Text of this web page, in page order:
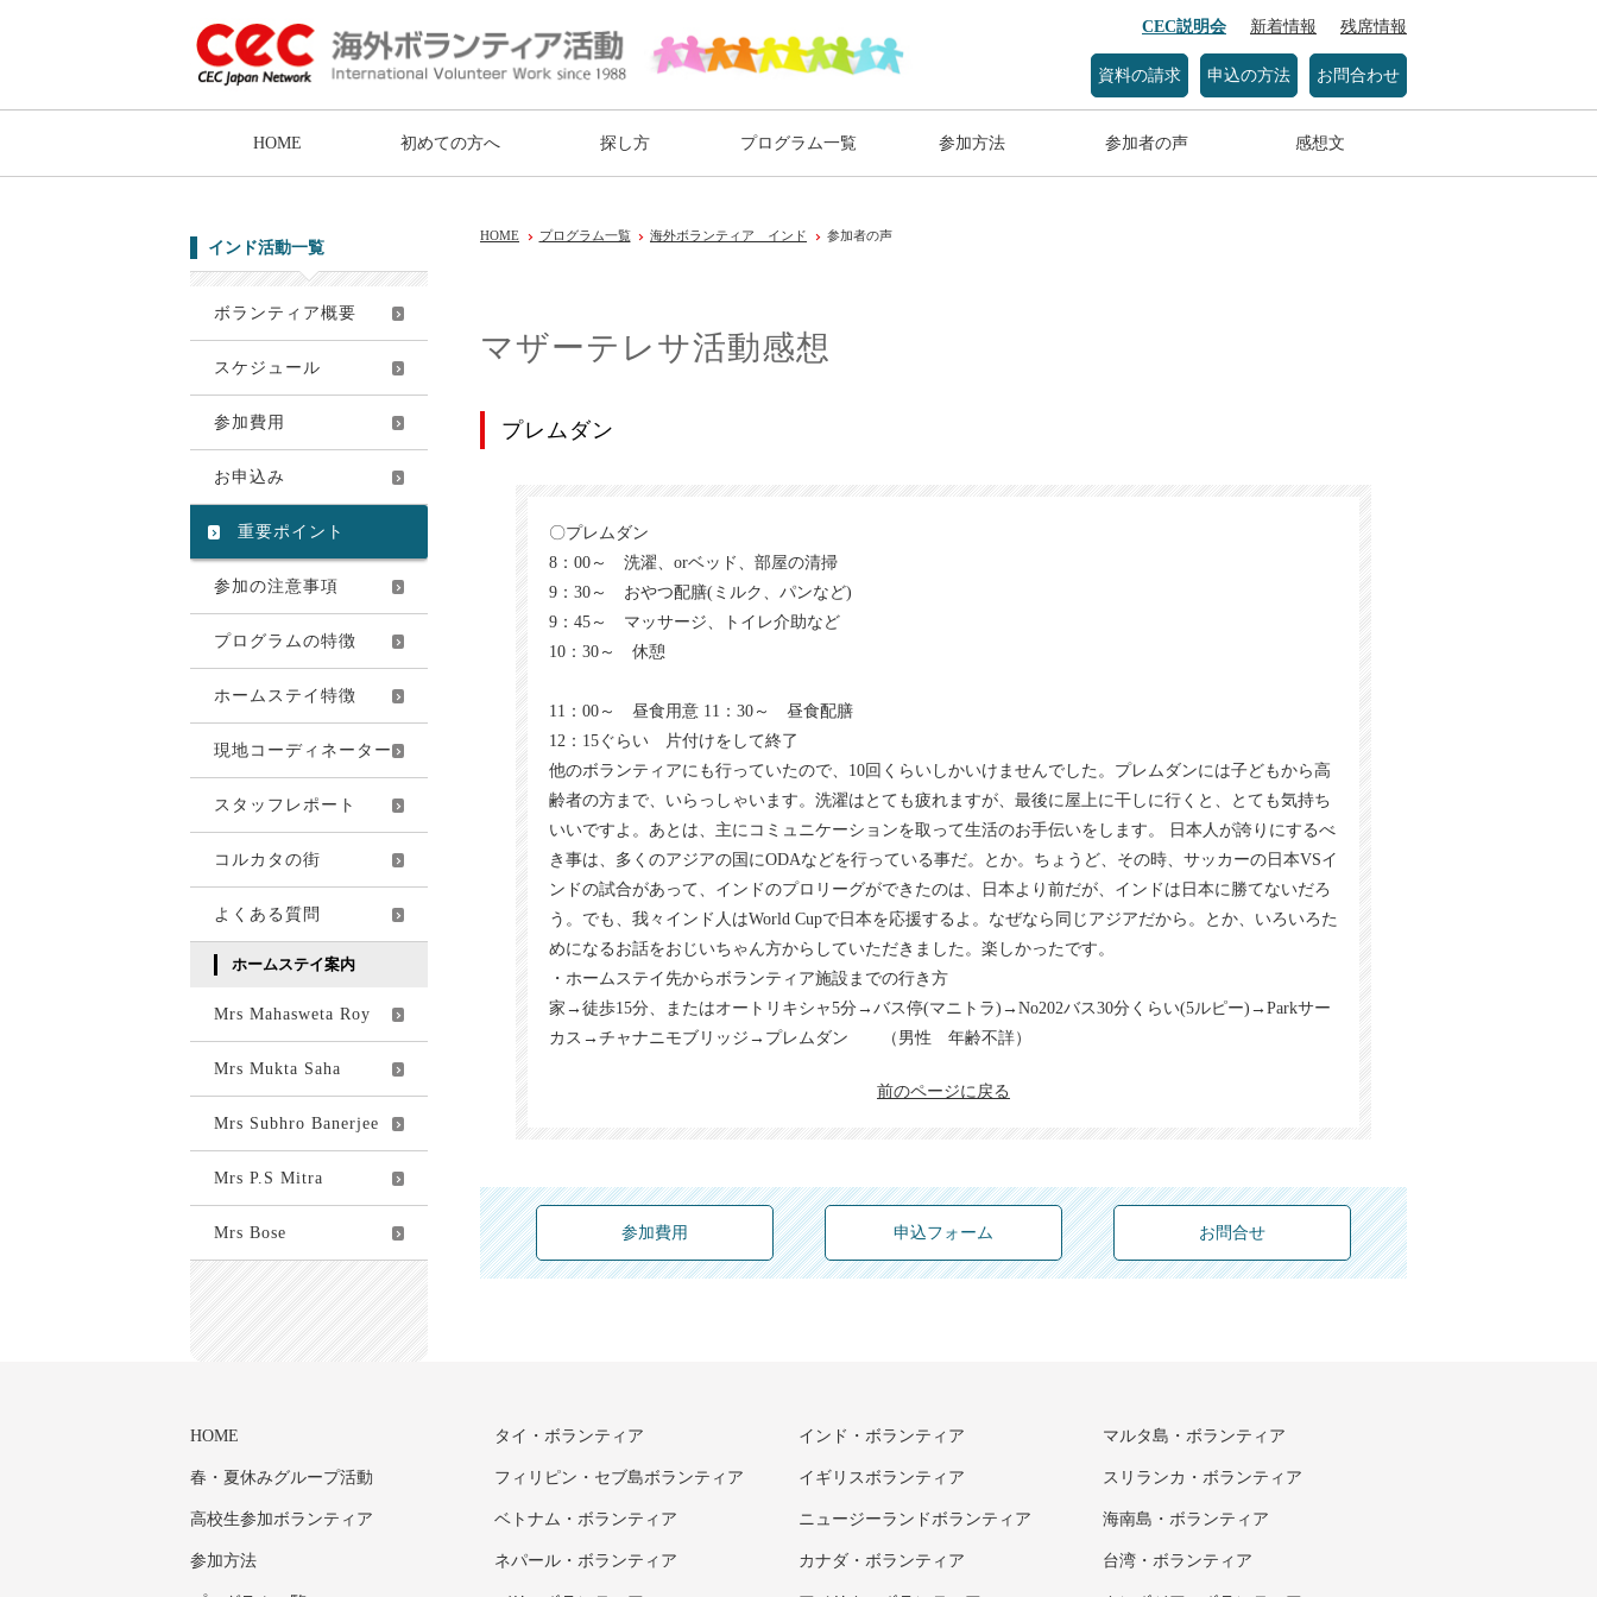
CEC説明会 新着情報 残席情報
資料の請求 申込の方法 お問合わせ
HOME 初めての方へ 探し方 プログラム一覧 参加方法 参加者の声 感想文
インド活動一覧
ボランティア概要
スケジュール
参加費用
お申込み
重要ポイント
参加の注意事項
プログラムの特徴
ホームステイ特徴
現地コーディネーター
スタッフレポート
コルカタの街
よくある質問
ホームステイ案内
Mrs Mahasweta Roy
Mrs Mukta Saha
Mrs Subhro Banerjee
Mrs P.S Mitra
Mrs Bose
HOME プログラム一覧 海外ボランティア インド 参加者の声
マザーテレサ活動感想
プレムダン
〇プレムダン
8：00～ 洗濯、orベッド、部屋の清掃
9：30～ おやつ配膳(ミルク、パンなど)
9：45～ マッサージ、トイレ介助など
10：30～ 休憩
11：00～ 昼食用意 11：30～ 昼食配膳
12：15ぐらい 片付けをして終了
他のボランティアにも行っていたので、10回くらいしかいけませんでした。プレムダンには子どもから高
齢者の方まで、いらっしゃいます。洗濯はとても疲れますが、最後に屋上に干しに行くと、とても気持ち
いいですよ。あとは、主にコミュニケーションを取って生活のお手伝いをします。 日本人が誇りにするべ
き事は、多くのアジアの国にODAなどを行っている事だ。とか。ちょうど、その時、サッカーの日本VSイ
ンドの試合があって、インドのプロリーグができたのは、日本より前だが、インドは日本に勝てないだろ
う。でも、我々インド人はWorld Cupで日本を応援するよ。なぜなら同じアジアだから。とか、いろいろた
めになるお話をおじいちゃん方からしていただきました。楽しかったです。
・ホームステイ先からボランティア施設までの行き方
家→徒歩15分、またはオートリキシャ5分→バス停(マニトラ)→No202バス30分くらい(5ルピー)→Parkサー
カス→チャナニモブリッジ→プレムダン （男性 年齢不詳）
前のページに戻る
参加費用 申込フォーム お問合せ
HOME
春・夏休みグループ活動
高校生参加ボランティア
参加方法
タイ・ボランティア
フィリピン・セブ島ボランティア
ベトナム・ボランティア
ネパール・ボランティア
インド・ボランティア
イギリスボランティア
ニュージーランドボランティア
カナダ・ボランティア
マルタ島・ボランティア
スリランカ・ボランティア
海南島・ボランティア
台湾・ボランティア